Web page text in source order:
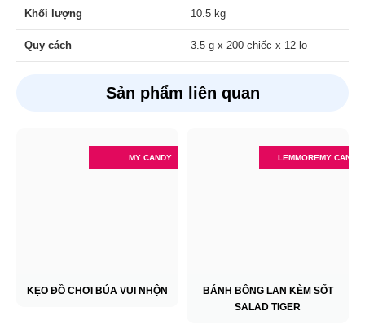
Khối lượng 10.5 kg
Quy cách 3.5 g x 200 chiếc x 12 lọ
Sản phẩm liên quan
MY CANDY
KẸO ĐỒ CHƠI BÚA VUI NHỘN
LEMMOREMY CANDY
BÁNH BÔNG LAN KÈM SỐT
SALAD TIGER